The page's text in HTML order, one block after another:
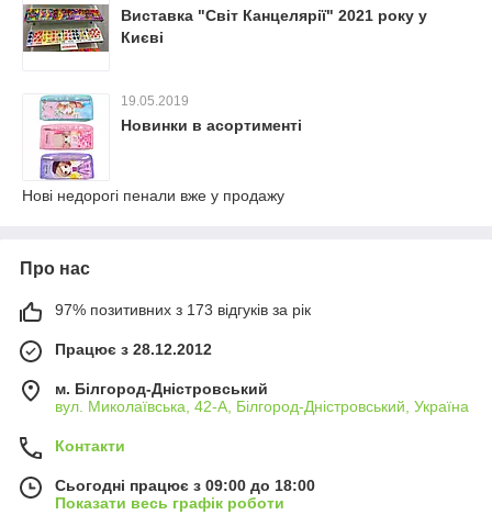
Виставка "Світ Канцелярії" 2021 року у
Києві
19.05.2019
Новинки в асортименті
Нові недорогі пенали вже у продажу
Про нас
97% позитивних з 173 відгуків за рік
Працює з 28.12.2012
м. Білгород-Дністровський
вул. Миколаївська, 42-А, Білгород-Дністровський, Україна
Контакти
Сьогодні працює з 09:00 до 18:00
Показати весь графік роботи